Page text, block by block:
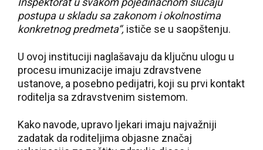
postupa u skladu sa zakonom i okolnostima
konkretnog predmeta“, ističe se u saopštenju.
U ovoj instituciji naglašavaju da ključnu ulogu u
procesu imunizacije imaju zdravstvene
ustanove, a posebno pedijatri, koji su prvi kontakt
roditelja sa zdravstvenim sistemom.
Kako navode, upravo ljekari imaju najvažniji
zadatak da roditeljima objasne značaj